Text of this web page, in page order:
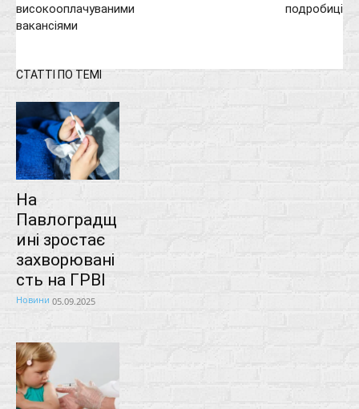
високооплачуваними
вакансіями
подробиці
СТАТТІ ПО ТЕМІ
На
Павлоградщ
ині зростає
захворювані
сть на ГРВІ
Новини 05.09.2025